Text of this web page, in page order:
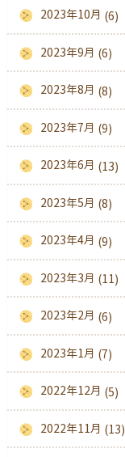
2023年10月 (6)
2023年9月 (6)
2023年8月 (8)
2023年7月 (9)
2023年6月 (13)
2023年5月 (8)
2023年4月 (9)
2023年3月 (11)
2023年2月 (6)
2023年1月 (7)
2022年12月 (5)
2022年11月 (13)